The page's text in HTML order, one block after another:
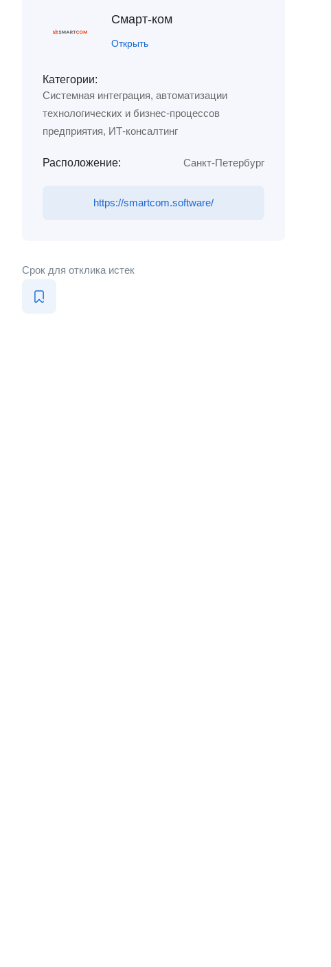
Смарт-ком
Открыть
Категории:
Системная интеграция, автоматизации
технологических и бизнес-процессов
предприятия, ИТ-консалтинг
Расположение: Санкт-Петербург
https://smartcom.software/
Срок для отклика истек